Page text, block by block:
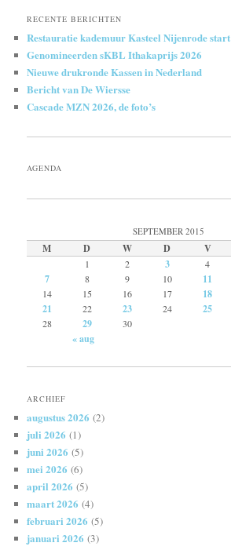
RECENTE BERICHTEN
Restauratie kademuur Kasteel Nijenrode start
Genomineerden sKBL Ithakaprijs 2026
Nieuwe drukronde Kassen in Nederland
Bericht van De Wiersse
Cascade MZN 2026, de foto’s
AGENDA
SEPTEMBER 2015
M D W D V
1 2 3 4
7 8 9 10 11
14
15 16 17 18
21 22 23 24 25
28
29 30
« aug
ARCHIEF
augustus 2026 (2)
juli 2026 (1)
juni 2026 (5)
mei 2026 (6)
april 2026 (5)
maart 2026 (4)
februari 2026 (5)
januari 2026 (3)